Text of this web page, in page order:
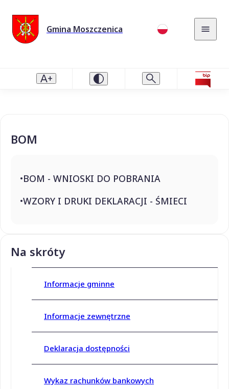
Gmina Moszczenica
BOM
BOM - WNIOSKI DO POBRANIA
WZORY I DRUKI DEKLARACJI - ŚMIECI
Na skróty
Informacje gminne
Informacje zewnętrzne
Deklaracja dostępności
Wykaz rachunków bankowych